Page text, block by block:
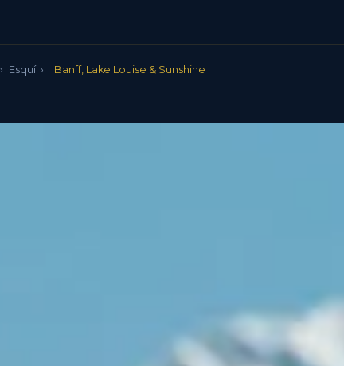
› Esquí › Banff, Lake Louise & Sunshine